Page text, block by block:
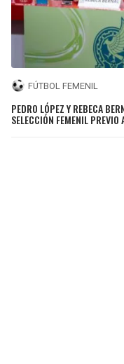
FÚTBOL FEMENIL
PEDRO LÓPEZ Y REBECA
SELECCIÓN FEMENIL